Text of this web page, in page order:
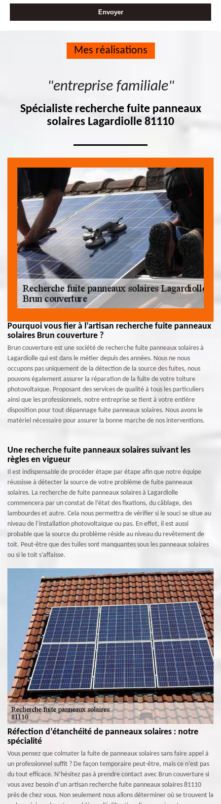
Mes réalisations
"entreprise familiale"
Spécialiste recherche fuite panneaux
solaires Lagardiolle 81110
Pourquoi vous fier à l’artisan recherche fuite panneaux
solaires Brun couverture ?
Brun couverture est une société de recherche fuite panneaux solaires à
Lagardiolle qui est dans le métier depuis des années. Nous ne nous
occupons pas uniquement de la détection de la source des fuites, nous
pouvons également assurer la réparation de la fuite de votre toiture
photovoltaïque. Proposant des services de qualité à tous les particuliers
ainsi que les professionnels, notre entreprise se tient à votre entière
disposition pour tout dépannage fuite panneaux solaires. Nous avons le
matériel nécessaire pour assurer la bonne marche de nos interventions.
Une recherche fuite panneaux solaires suivant les
règles en vigueur
Il est indispensable de procéder étape par étape afin que notre équipe
réussisse à détecter la source de votre problème de fuite panneaux
solaires. La recherche de fuite panneaux solaires à Lagardiolle
commencera par un constat de l’état des fixations, du câblage, des
lambourdes et autre. Cela nous permettra de vérifier si le souci se situe au
niveau de l’installation photovoltaïque ou pas. En effet, il est aussi
probable que la source du problème réside au niveau du revêtement de
toit. Peut-être que des tuiles sont manquantes sous les panneaux solaires
ou si le toit s’affaisse.
Réfection d’étanchéité de panneaux solaires : notre
spécialité
Vous pensez que colmater la fuite de panneaux solaires sans faire appel à
un professionnel suffit ? De façon temporaire peut-être, mais ce n’est pas
du tout efficace. N’hésitez pas à prendre contact avec Brun couverture si
vous avez besoin d’un artisan recherche fuite panneaux solaires 81110
près de chez vous. Non seulement nous allons déterminer où se trouvent la